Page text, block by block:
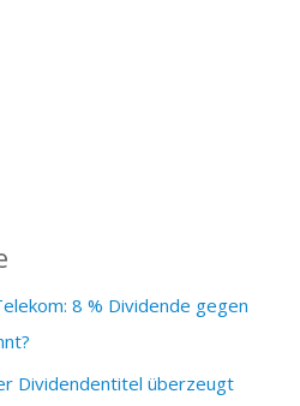
8 % Dividende gegen
Dividendentitel überzeugt